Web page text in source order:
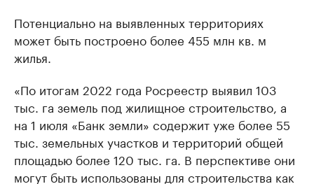
Потенциально на выявленных территориях
может быть построено более 455 млн кв. м
жилья.
«По итогам 2022 года Росреестр выявил 103
тыс. га земель под жилищное строительство, а
на 1 июля «Банк земли» содержит уже более 55
тыс. земельных участков и территорий общей
площадью более 120 тыс. га. В перспективе они
могут быть использованы для строительства как